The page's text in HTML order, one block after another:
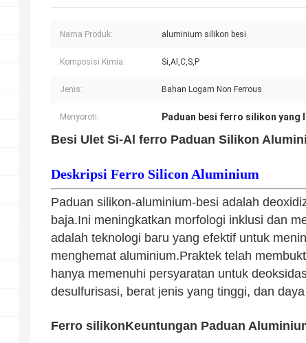
Nama Produk: aluminium silikon besi
Komposisi Kimia: Si,Al,C,S,P
Jenis: Bahan Logam Non Ferrous
Menyoroti: Paduan besi ferro silikon yang
Besi Ulet Si-Al ferro Paduan Silikon
Deskripsi Ferro Silicon Aluminium
Paduan silikon-aluminium-besi adalah
baja.Ini meningkatkan morfologi inklusi dan
adalah teknologi baru yang efektif untuk
menghemat aluminium.Praktek telah
hanya memenuhi persyaratan untuk
desulfurisasi, berat jenis yang tinggi, dan
Ferro silikonKeuntungan Paduan